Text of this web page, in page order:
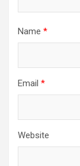
Name *
Email *
Website